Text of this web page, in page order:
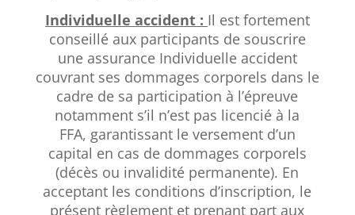
Individuelle accident: Il est fortement
conseillé aux participants de souscrire
une assurance Individuelle accident
couvrant ses dommages corporels dans le
cadre de sa participation à l’épreuve
notamment s’il n’est pas licencié à la
FFA, garantissant le versement d’un
capital en cas de dommages corporels
(décès ou invalidité permanente). En
acceptant les conditions d’inscription, le
présent règlement et prenant part aux